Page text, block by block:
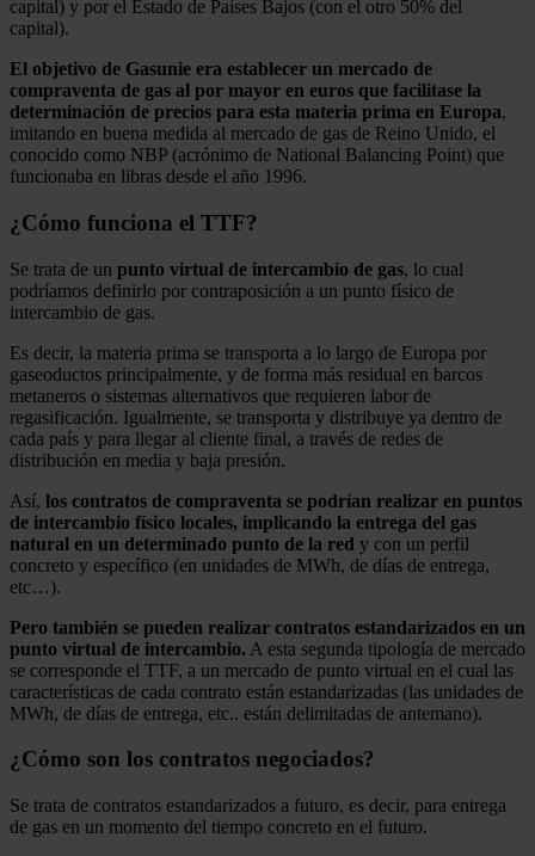
capital) y por el Estado de Países Bajos (con el otro 50% del
capital).
El objetivo de Gasunie era establecer un mercado de
compraventa de gas al por mayor en euros que facilitase la
determinación de precios para esta materia prima en Europa,
imitando en buena medida al mercado de gas de Reino Unido, el
conocido como NBP (acrónimo de National Balancing Point) que
funcionaba en libras desde el año 1996.
¿Cómo funciona el TTF?
Se trata de un punto virtual de intercambio de gas, lo cual
podríamos definirlo por contraposición a un punto físico de
intercambio de gas.
Es decir, la materia prima se transporta a lo largo de Europa por
gaseoductos principalmente, y de forma más residual en barcos
metaneros o sistemas alternativos que requieren labor de
regasificación. Igualmente, se transporta y distribuye ya dentro de
cada país y para llegar al cliente final, a través de redes de
distribución en media y baja presión.
Así, los contratos de compraventa se podrían realizar en puntos
de intercambio físico locales, implicando la entrega del gas
natural en un determinado punto de la red y con un perfil
concreto y específico (en unidades de MWh, de días de entrega,
etc…).
Pero también se pueden realizar contratos estandarizados en un
punto virtual de intercambio. A esta segunda tipología de mercado
se corresponde el TTF, a un mercado de punto virtual en el cual las
características de cada contrato están estandarizadas (las unidades de
MWh, de días de entrega, etc.. están delimitadas de antemano).
¿Cómo son los contratos negociados?
Se trata de contratos estandarizados a futuro, es decir, para entrega
de gas en un momento del tiempo concreto en el futuro.